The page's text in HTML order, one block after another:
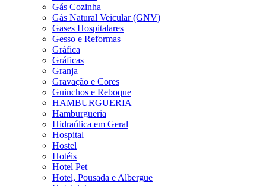
Gás Cozinha
Gás Natural Veicular (GNV)
Gases Hospitalares
Gesso e Reformas
Gráfica
Gráficas
Granja
Gravação e Cores
Guinchos e Reboque
HAMBURGUERIA
Hamburgueria
Hidraúlica em Geral
Hospital
Hostel
Hotéis
Hotel Pet
Hotel, Pousada e Albergue